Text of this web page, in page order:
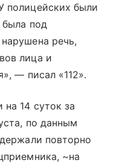
полицейских были
была под
речь,
лица и
— писал «112».
14 суток за
по данным
повторно
~на